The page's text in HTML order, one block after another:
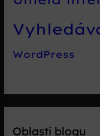
WordPress
Oblasti blogu